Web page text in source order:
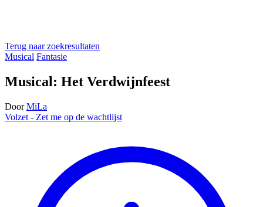
Terug naar zoekresultaten
Musical Fantasie
Musical: Het Verdwijnfeest
Door MiLa
Volzet - Zet me op de wachtlijst